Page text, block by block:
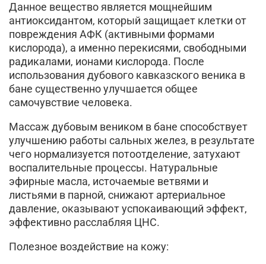
Данное вещество является мощнейшим
антиоксидантом, который защищает клетки от
повреждения АФК (активными формами
кислорода), а именно перекисями, свободными
радикалами, ионами кислорода. После
использования дубового кавказского веника в
бане существенно улучшается общее
самочувствие человека.
Массаж дубовым веником в бане способствует
улучшению работы сальных желез, в результате
чего нормализуется потоотделение, затухают
воспалительные процессы. Натуральные
эфирные масла, источаемые ветвями и
листьями в парной, снижают артериальное
давление, оказывают успокаивающий эффект,
эффективно расслабляя ЦНС.
Полезное воздействие на кожу: